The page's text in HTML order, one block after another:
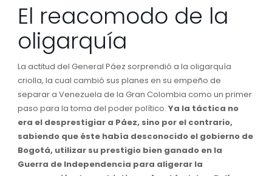
El reacomodo de la
oligarquía
La actitud del General Páez sorprendió a la oligarquía
criolla, la cual cambió sus planes en su empeño de
separar a Venezuela de la Gran Colombia como un primer
paso para la toma del poder político. Ya la táctica no
era el desprestigiar a Páez, sino por el contrario,
sabiendo que éste había desconocido el gobierno de
Bogotá, utilizar su prestigio bien ganado en la
Guerra de Independencia para aligerar la